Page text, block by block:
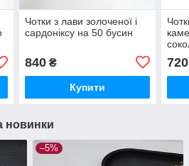
Чотки з лави золоченої і
сардоніксу на 50 бусин
840₴
Купити
720
новинки
–5%